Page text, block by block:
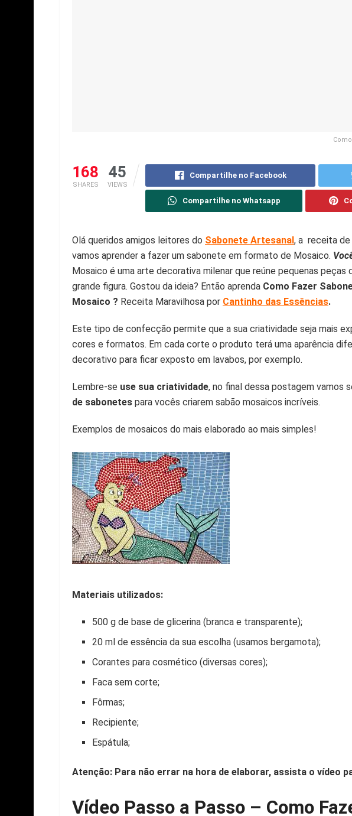
168
SHARES
45
VIEWS
Compartilhe no Facebook
Compartilhe no Whatsapp
Olá queridos amigos leitores do Sabonete Artesanal, a receita de
vamos aprender a fazer um sabonete em formato de Mosaico.
Mosaico é uma arte decorativa milenar que reúne pequenas peças
grande figura. Gostou da ideia? Então aprenda Como Fazer
Mosaico ? Receita Maravilhosa por Cantinho das Essências.
Este tipo de confecção permite que a sua criatividade seja mais
cores e formatos. Em cada corte o produto terá uma aparência
decorativo para ficar exposto em lavabos, por exemplo.
Lembre-se use sua criatividade, no final dessa postagem vamos
de sabonetes para vocês criarem sabão mosaicos incríveis.
Exemplos de mosaicos do mais elaborado ao mais simples!
Materiais utilizados:
500 g de base de glicerina (branca e transparente);
20 ml de essência da sua escolha (usamos bergamota);
Corantes para cosmético (diversas cores);
Faca sem corte;
Fôrmas;
Recipiente;
Espátula;
Atenção: Para não errar na hora de elaborar, assista o vídeo
Vídeo Passo a Passo – Como